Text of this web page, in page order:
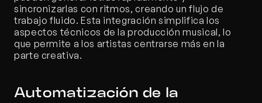
sincronizarlas con ritmos, creando un flujo de
trabajo fluido. Esta integración simplifica los
aspectos técnicos de la producción musical, lo
que permite a los artistas centrarse más en la
parte creativa.
Automatización de la